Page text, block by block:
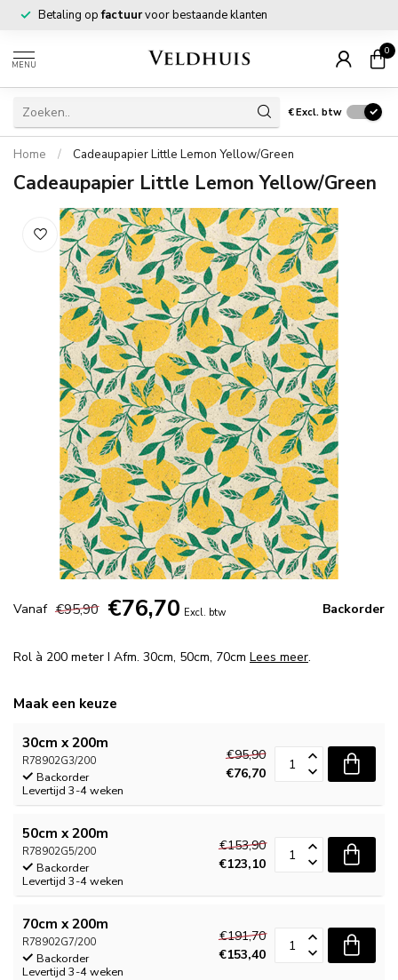
Betaling opfactuurvoor bestaande klanten
MENU
0
€Excl. btw
Home / Cadeaupapier Little Lemon Yellow/Green
Cadeaupapier Little Lemon Yellow/Green
Vanaf €95,90 €76,70 Excl. btw Backorder
Rol à 200 meter I Afm. 30cm, 50cm, 70cm Lees meer.
Maak een keuze
30cm x 200m
R78902G3/200
Backorder
Levertijd 3-4 weken
€95,90
€76,70
50cm x 200m
R78902G5/200
Backorder
Levertijd 3-4 weken
€153,90
€123,10
70cm x 200m
R78902G7/200
Backorder
Levertijd 3-4 weken
€191,70
€153,40